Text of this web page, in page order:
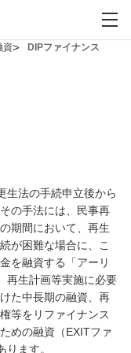
資 DIPファイナンス
生法の手続申立後から
の手法には、民事再
期間において、再生
が困難な場合に、こ
を融資する「アーリ
再生計画等実施に必要
た中長期の融資、再
等をリファイナンス
めの融資（EXITファ
ます。